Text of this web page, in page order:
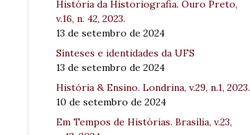
História da Historiografia. Ouro Preto,
v.16, n. 42, 2023.
13 de setembro de 2024
Sínteses e identidades da UFS
13 de setembro de 2024
História & Ensino. Londrina, v.29, n.1, 2023.
10 de setembro de 2024
Em Tempos de Histórias. Brasília, v.23,